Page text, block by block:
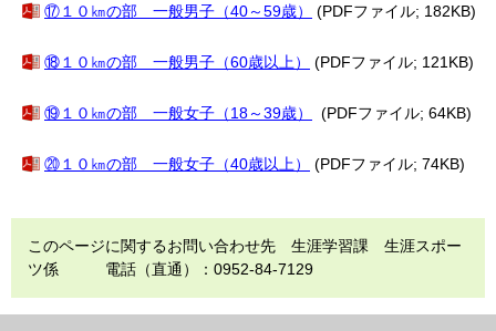
⑰１０㎞の部 一般男子（40～59歳） (PDFファイル; 182KB)
⑱１０㎞の部 一般男子（60歳以上） (PDFファイル; 121KB)
⑲１０㎞の部 一般女子（18～39歳） (PDFファイル; 64KB)
⑳１０㎞の部 一般女子（40歳以上） (PDFファイル; 74KB)
このページに関するお問い合わせ先 生涯学習課 生涯スポー
ツ係 電話（直通）：0952-84-7129